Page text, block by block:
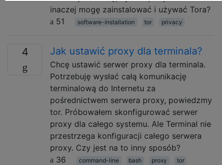
inaczej mogę zainstalować i używać Tora?
51
software-installation tor privacy
4 Jak ustawić proxy dla terminala?
Chcę ustawić serwer proxy dla terminala.
Potrzebuję wysłać całą komunikację
terminalową do Internetu za
pośrednictwem serwera proxy, powiedzmy
tor. Próbowałem skonfigurować serwer
proxy dla całego systemu. Ale Terminal nie
przestrzega konfiguracji całego serwera
proxy. Czy jest na to inny sposób?
36
command-line bash proxy tor